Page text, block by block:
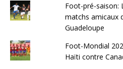
Foot-pré-saison:
matchs amicaux
Guadeloupe
Foot-Mondial
Haïti contre